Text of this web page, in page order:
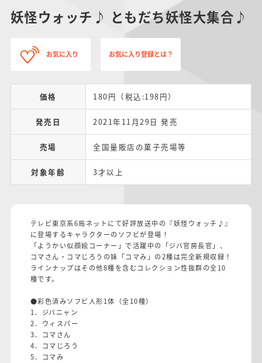
妖怪ウォッチ♪ ともだち妖怪大集合♪
お気に入り お気に入り登録とは？
価格 180円（税込:198円）
発売日 2021年11月29日 発売
売場 全国量販店の菓子売場等
対象年齢 3才以上
テレビ東京系6局ネットにて好評放送中の『妖怪ウォッチ♪』
に登場するキャラクターのソフビが登場！
「ようかい似顔絵コーナー」で活躍中の「ジバ官房長官」、
コマさん・コマじろうの妹「コマみ」の2種は完全新規収録！
ラインナップはその他8種を含むコレクション性抜群の全10
種です。
●彩色済みソフビ人形1体（全10種）
1．ジバニャン
2．ウィスパー
3．コマさん
4．コマじろう
5．コマみ